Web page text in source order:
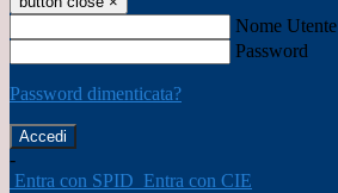
Nome Utente
Password
Password dimenticata?
-
Entra con SPID Entra con CIE